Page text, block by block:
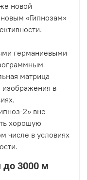
новой
«Гипнозам»
германиевыми
матрица
изображения в
2» вне
хорошую
числе в условиях
до 3000 м